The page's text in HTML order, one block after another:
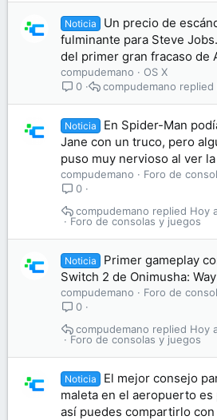
Noticia
Un precio de
fulminante para Steve
del primer gran fracaso de
compudemano
OS X
0
compudemano
Noticia
En Spider-Man
Jane con un truco, pero
puso muy nervioso al ver
compudemano
Foro de
0
Foro de consolas y juegos
Hoy
compudemano
Noticia
Primer gameplay
Switch 2 de Onimusha:
compudemano
Foro de
0
Foro de consolas y juegos
Hoy
compudemano
Noticia
El mejor consejo
maleta en el aeropuerto es
así puedes compartirlo